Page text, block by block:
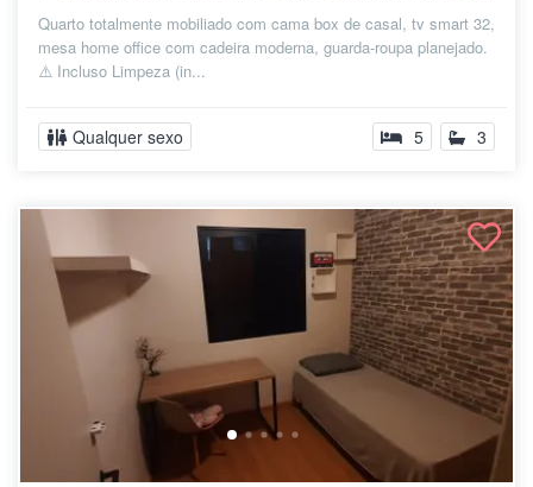
Quarto totalmente mobiliado com cama box de casal, tv smart 32,
mesa home office com cadeira moderna, guarda-roupa planejado.
⚠️ Incluso Limpeza (in...
Qualquer sexo 5 3